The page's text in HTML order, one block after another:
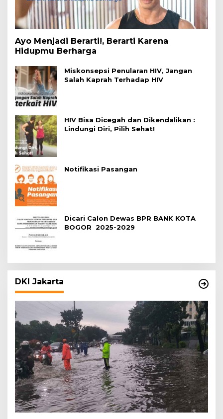
Ayo Menjadi Berarti!, Berarti Karena
Hidupmu Berharga
Miskonsepsi Penularan HIV, Jangan
Salah Kaprah Terhadap HIV
HIV Bisa Dicegah dan Dikendalikan :
Lindungi Diri, Pilih Sehat!
Notifikasi Pasangan
Dicari Calon Dewas BPR BANK KOTA
BOGOR 2025-2029
DKI Jakarta